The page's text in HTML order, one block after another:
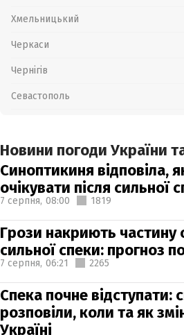
Хмельницький
Черкаси
Чернігів
Севастополь
Новини погоди України
Синоптикиня відповіла,
очікувати після сильної
7 серпня, 08:00 1819
Грози накриють частину
сильної спеки: прогноз
7 серпня, 06:21 2265
Спека почне відступати:
розповіли, коли та як
Україні